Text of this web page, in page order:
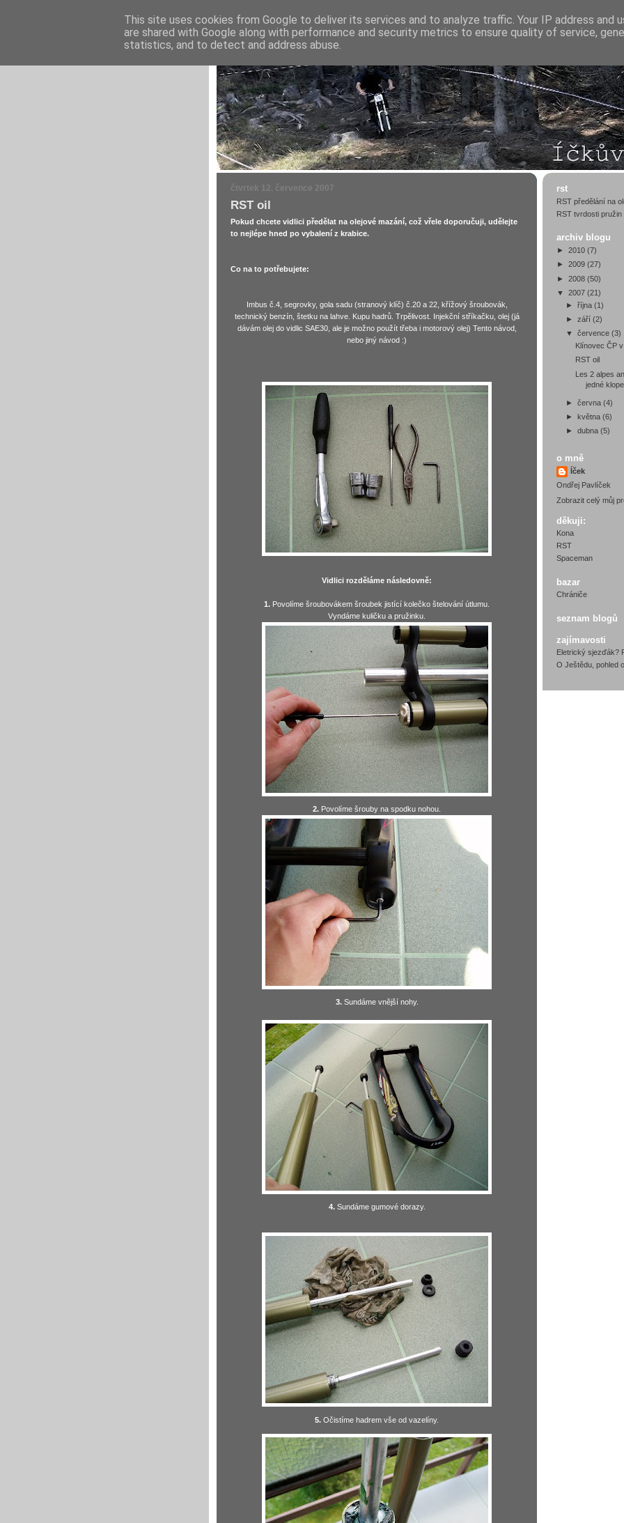
čtvrtek 12. července 2007
RST oil
Pokud chcete vidlici předělat na olejové mazání, což vřele doporučuji, udělejte
to nejlépe hned po vybalení z krabice.
Co na to potřebujete:
Imbus č.4, segrovky, gola sadu (stranový klíč) č.20 a 22, křížový šroubovák,
technický benzín, štetku na lahve. Kupu hadrů. Trpělivost. Injekční stříkačku, olej (já
dávám olej do vidlic SAE30, ale je možno použít třeba i motorový olej) Tento návod,
nebo jiný návod :)
Vidlici rozděláme následovně:
1. Povolíme šroubovákem šroubek jistící kolečko štelování útlumu.
Vyndáme kuličku a pružinku.
2. Povolíme šrouby na spodku nohou.
3.Sundáme vnější nohy.
4.Sundáme gumové dorazy.
5. Očistíme hadrem vše od vazelíny.
rst
RST předělání na
RST tvrdosti pružin
archiv blogu
► 2010 (7)
► 2009 (27)
► 2008 (50)
▼ 2007 (21)
► října (1)
► září (2)
▼ července (3)
Klínovec ČP
RST oil
Les 2 alpes
jedné
► června (4)
► května (6)
► dubna (5)
o mně
Íček
Ondřej Pavlíček
Zobrazit celý můj
děkuji:
Kona
RST
Spaceman
bazar
Chrániče
seznam blogů
zajímavosti
Eletrický sjezďák?
O Ještědu, pohled
This site uses cookies from Google to deliver its services and to analyze traffic. Your IP address and
are shared with Google along with performance and security metrics to ensure quality of service,
statistics, and to detect and address abuse.